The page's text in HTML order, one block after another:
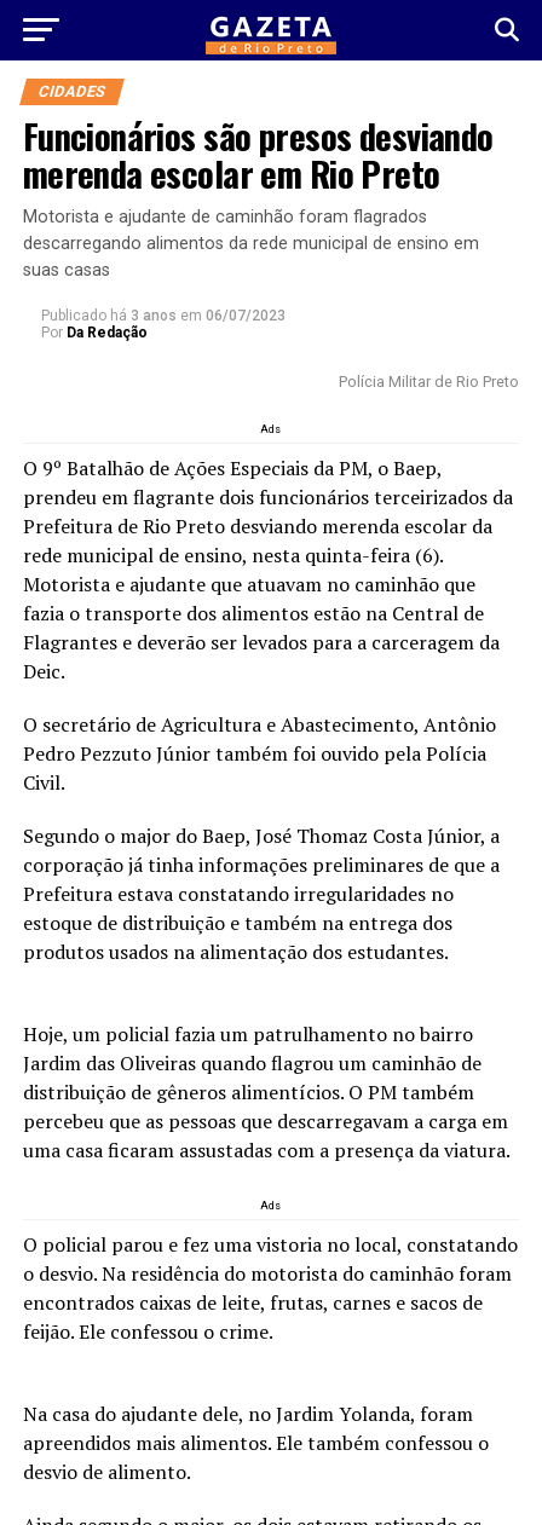
CIDADES
Funcionários são presos desviando
merenda escolar em Rio Preto
Motorista e ajudante de caminhão foram flagrados
descarregando alimentos da rede municipal de ensino em
suas casas
Publicado há 3 anos em 06/07/2023
Por Da Redação
Polícia Militar de Rio Preto
Ads
O 9º Batalhão de Ações Especiais da PM, o Baep,
prendeu em flagrante dois funcionários terceirizados da
Prefeitura de Rio Preto desviando merenda escolar da
rede municipal de ensino, nesta quinta-feira (6).
Motorista e ajudante que atuavam no caminhão que
fazia o transporte dos alimentos estão na Central de
Flagrantes e deverão ser levados para a carceragem da
Deic.
O secretário de Agricultura e Abastecimento, Antônio
Pedro Pezzuto Júnior também foi ouvido pela Polícia
Civil.
Segundo o major do Baep, José Thomaz Costa Júnior, a
corporação já tinha informações preliminares de que a
Prefeitura estava constatando irregularidades no
estoque de distribuição e também na entrega dos
produtos usados na alimentação dos estudantes.
Hoje, um policial fazia um patrulhamento no bairro
Jardim das Oliveiras quando flagrou um caminhão de
distribuição de gêneros alimentícios. O PM também
percebeu que as pessoas que descarregavam a carga em
uma casa ficaram assustadas com a presença da viatura.
Ads
O policial parou e fez uma vistoria no local, constatando
o desvio. Na residência do motorista do caminhão foram
encontrados caixas de leite, frutas, carnes e sacos de
feijão. Ele confessou o crime.
Na casa do ajudante dele, no Jardim Yolanda, foram
apreendidos mais alimentos. Ele também confessou o
desvio de alimento.